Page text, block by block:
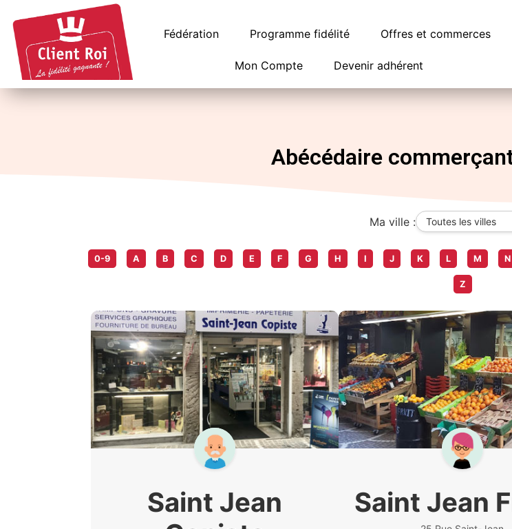
Fédération Programme fidélité Offres et commerces
Mon Compte Devenir adhérent
Abécédaire
Ma ville :
0-9 A B C D E F G H I J K L M N
Z
Saint Jean
Saint Jean
Panneau de gestion des cookies